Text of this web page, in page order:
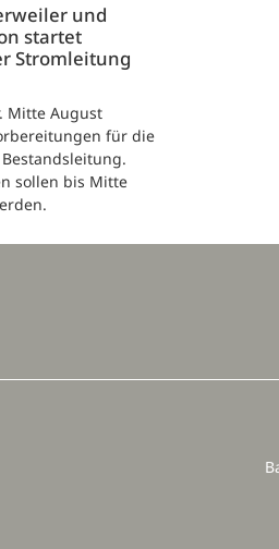
und
startet
Stromleitung
Mitte August
für die
sollen bis Mitte